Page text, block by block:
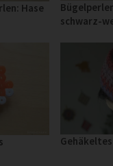
Hase
schwarz-